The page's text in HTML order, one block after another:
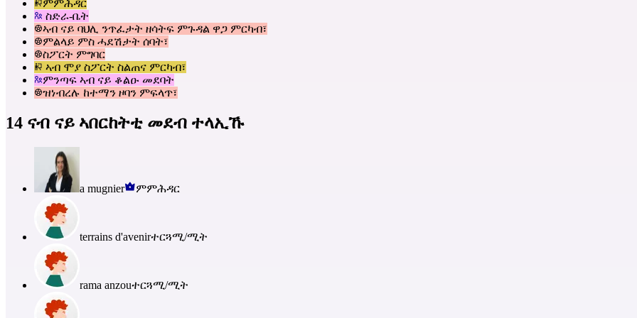
ምምሕዳር
ስድራ-ቤት
ኣብ ናይ ባህሊ ንጥፈታት ዘሳትፍ ምጉዳል ዋጋ ምርካብ፣
ምልላይ ምስ ሓደሽታት ሰባት፣
ስፖርት ምግባር
ኣብ ሞያ ስፖርት ስልጠና ምርካብ፣
ምንጣፍ ኣብ ናይ ቆልዑ መደባት
ዝነብረሉ ከተማን ዞባን ምፍላጥ፣
14 ናብ ናይ ኣበርከትቲ መደብ ተላኢኹ
a mugnier ምምሕዳር
terrains d'avenirተርጓሚ/ሚት
rama anzouተርጓሚ/ሚት